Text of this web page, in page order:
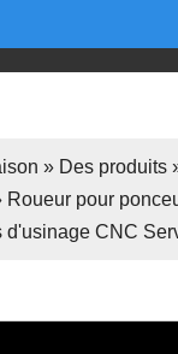
» Des produits
Roueur pour
d'usinage CNC